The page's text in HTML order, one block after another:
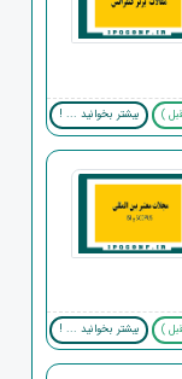
بیشتر بخوانید ... !
بیشتر بخوانید ... !